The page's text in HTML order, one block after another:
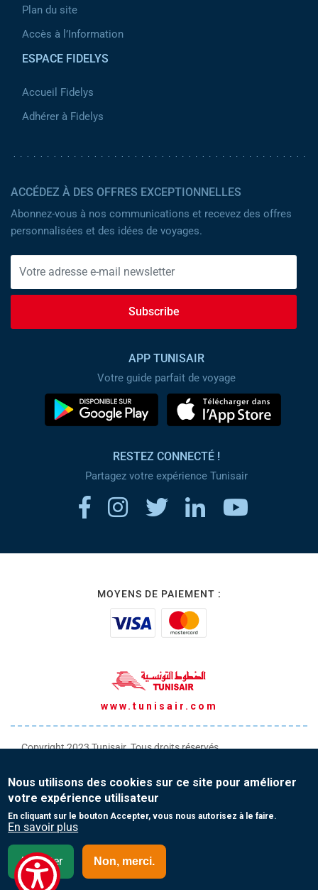
Plan du site
Accès à l’Information
ESPACE FIDELYS
Accueil Fidelys
Adhérer à Fidelys
ACCÉDEZ À DES OFFRES EXCEPTIONNELLES
Abonnez-vous à nos communications et recevez des offres
personnalisées et des idées de voyages.
Subscribe
APP TUNISAIR
Votre guide parfait de voyage
RESTEZ CONNECTÉ !
Partagez votre expérience Tunisair
MOYENS DE PAIEMENT :
www.tunisair.com
Copyright 2023 Tunisair. Tous droits réservés
Conditions générales de Vente
Protection de vos données personnelles
Allemagne - Français (FR)
Nous utilisons des cookies sur ce site pour améliorer
votre expérience utilisateur
En cliquant sur le bouton Accepter, vous nous autorisez à le faire.
En savoir plus
Accepter Non, merci.